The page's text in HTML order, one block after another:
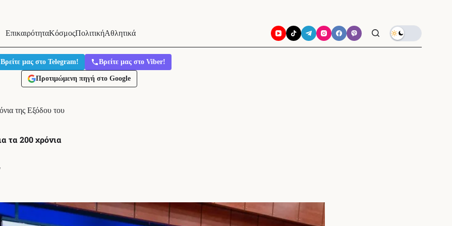
ΕπικαιρότηταΚόσμοςΠολιτικήΑθλητικά
Βρείτε μας στο Telegram! Βρείτε μας στο Viber!
Προτιμώμενη πηγή στο Google
της Εξόδου του
τα 200 χρόνια